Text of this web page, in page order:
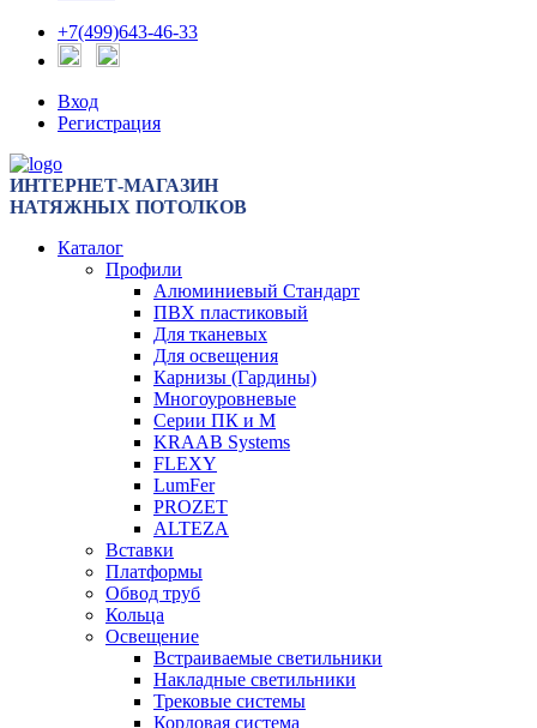
+7(499)643-46-33
Вход
Регистрация
ИНТЕРНЕТ-МАГАЗИН
НАТЯЖНЫХ ПОТОЛКОВ
Каталог
Профили
Алюминиевый Стандарт
ПВХ пластиковый
Для тканевых
Для освещения
Карнизы (Гардины)
Многоуровневые
Серии ПК и М
KRAAB Systems
FLEXY
LumFer
PROZET
ALTEZA
Вставки
Платформы
Обвод труб
Кольца
Освещение
Встраиваемые светильники
Накладные светильники
Трековые системы
Кордовая система